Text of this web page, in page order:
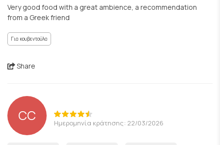
Very good food with a great ambience, a recommendation
from a Greek friend
Για κουβεντούλα
Share
CC Ημερομηνία κράτησης: 22/03/2026